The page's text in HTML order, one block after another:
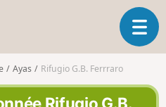
O
u
Ayas Rifugio G.B. Ferrraro
Rifugio G.B.